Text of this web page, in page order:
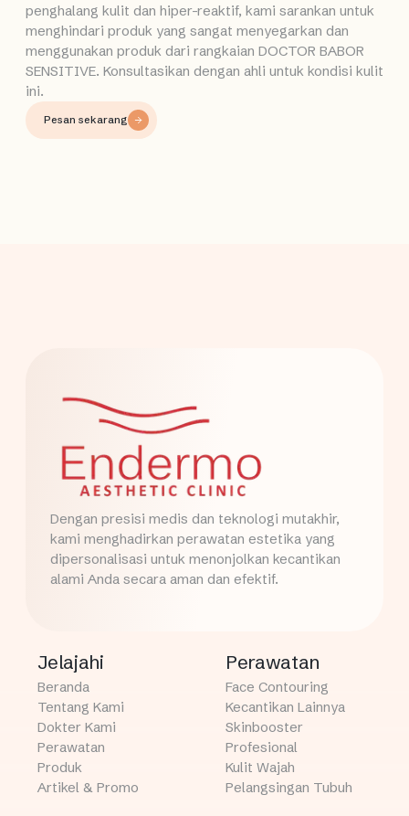
penghalang kulit dan hiper-reaktif, kami sarankan untuk
menghindari produk yang sangat menyegarkan dan
menggunakan produk dari rangkaian DOCTOR BABOR
SENSITIVE. Konsultasikan dengan ahli untuk kondisi kulit
ini.
Pesan sekarang
Dengan presisi medis dan teknologi mutakhir,
kami menghadirkan perawatan estetika yang
dipersonalisasi untuk menonjolkan kecantikan
alami Anda secara aman dan efektif.
Jelajahi
Beranda
Tentang Kami
Dokter Kami
Perawatan
Produk
Artikel & Promo
Perawatan
Face Contouring
Kecantikan Lainnya
Skinbooster
Profesional
Kulit Wajah
Pelangsingan Tubuh